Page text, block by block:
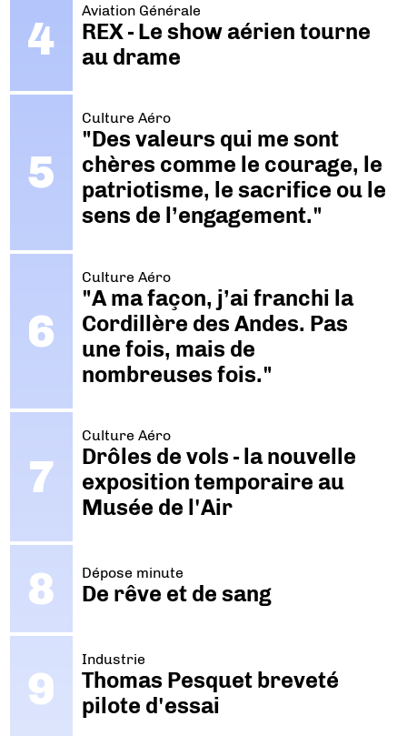
Aviation Générale
REX - Le show aérien tourne
au drame
Culture Aéro
"Des valeurs qui me sont
chères comme le courage, le
patriotisme, le sacrifice ou le
sens de l’engagement."
Culture Aéro
"A ma façon, j’ai franchi la
Cordillère des Andes. Pas
une fois, mais de
nombreuses fois."
Culture Aéro
Drôles de vols - la nouvelle
exposition temporaire au
Musée de l'Air
Dépose minute
De rêve et de sang
Industrie
Thomas Pesquet breveté
pilote d'essai